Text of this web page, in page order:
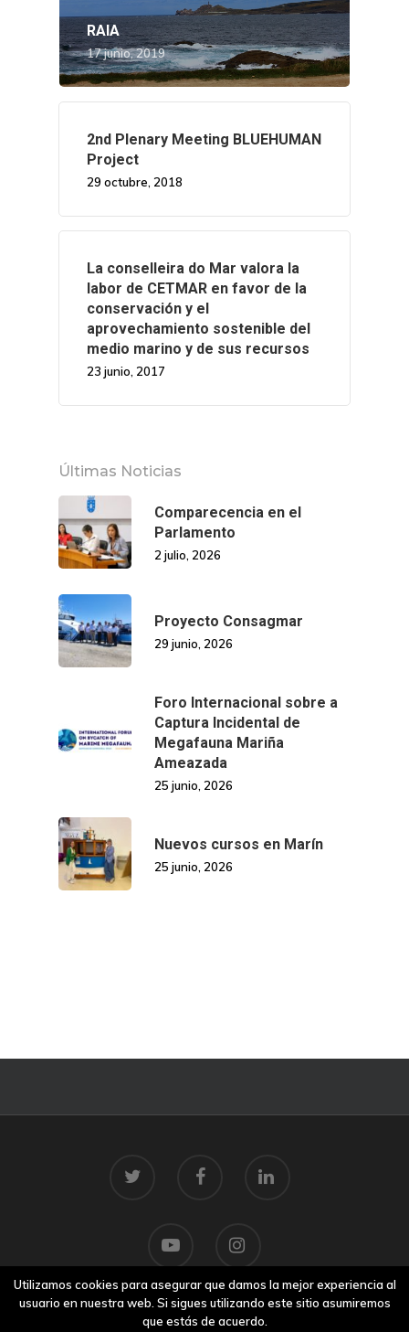
RAIA
17 junio, 2019
2nd Plenary Meeting BLUEHUMAN
Project
29 octubre, 2018
La conselleira do Mar valora la
labor de CETMAR en favor de la
conservación y el
aprovechamiento sostenible del
medio marino y de sus recursos
23 junio, 2017
Últimas Noticias
Comparecencia en el
Parlamento
2 julio, 2026
Proyecto Consagmar
29 junio, 2026
Foro Internacional sobre a
Captura Incidental de
Megafauna Mariña
Ameazada
25 junio, 2026
Nuevos cursos en Marín
25 junio, 2026
© 2026 Centro Tecnolóxico do Mar.
Utilizamos cookies para asegurar que damos la mejor experiencia al
usuario en nuestra web. Si sigues utilizando este sitio asumiremos
que estás de acuerdo.